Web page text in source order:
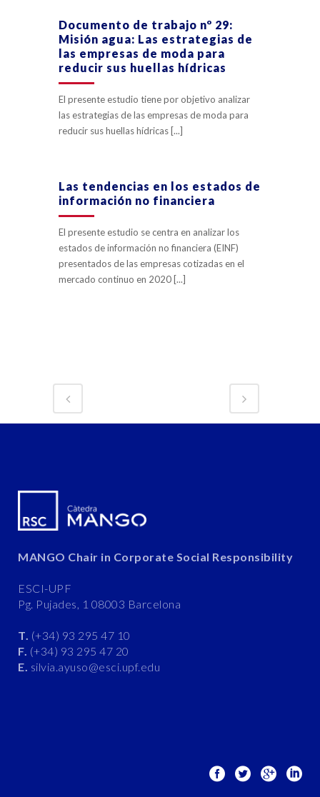
Documento de trabajo nº 29:
Misión agua: Las estrategias de
las empresas de moda para
reducir sus huellas hídricas
El presente estudio tiene por objetivo analizar
las estrategias de las empresas de moda para
reducir sus huellas hídricas [...]
Las tendencias en los estados de
información no financiera
El presente estudio se centra en analizar los
estados de información no financiera (EINF)
presentados de las empresas cotizadas en el
mercado continuo en 2020 [...]
MANGO Chair in Corporate Social Responsibility
ESCI-UPF
Pg. Pujades, 1 08003 Barcelona
T. (+34) 93 295 47 10
F. (+34) 93 295 47 20
E. silvia.ayuso@esci.upf.edu